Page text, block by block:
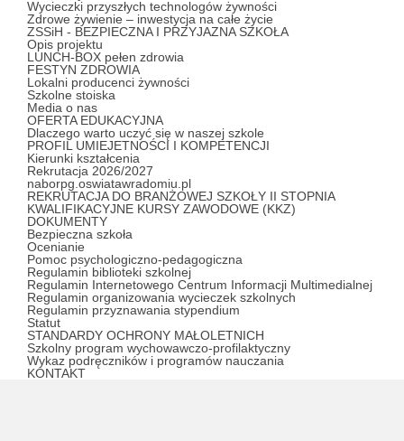
Wycieczki przyszłych technologów żywności
Zdrowe żywienie – inwestycja na całe życie
ZSSiH - BEZPIECZNA I PRZYJAZNA SZKOŁA
Opis projektu
LUNCH-BOX pełen zdrowia
FESTYN ZDROWIA
Lokalni producenci żywności
Szkolne stoiska
Media o nas
OFERTA EDUKACYJNA
Dlaczego warto uczyć się w naszej szkole
PROFIL UMIEJETNOŚCI I KOMPETENCJI
Kierunki kształcenia
Rekrutacja 2026/2027
naborpg.oswiatawradomiu.pl
REKRUTACJA DO BRANŻOWEJ SZKOŁY II STOPNIA
KWALIFIKACYJNE KURSY ZAWODOWE (KKZ)
DOKUMENTY
Bezpieczna szkoła
Ocenianie
Pomoc psychologiczno-pedagogiczna
Regulamin biblioteki szkolnej
Regulamin Internetowego Centrum Informacji Multimedialnej
Regulamin organizowania wycieczek szkolnych
Regulamin przyznawania stypendium
Statut
STANDARDY OCHRONY MAŁOLETNICH
Szkolny program wychowawczo-profilaktyczny
Wykaz podręczników i programów nauczania
KONTAKT